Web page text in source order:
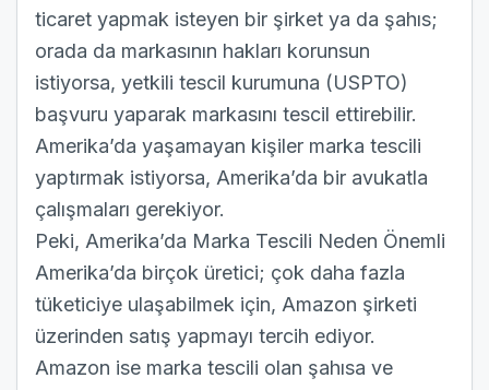
ticaret yapmak isteyen bir şirket ya da şahıs;
orada da markasının hakları korunsun
istiyorsa, yetkili tescil kurumuna (USPTO)
başvuru yaparak markasını tescil ettirebilir.
Amerika’da yaşamayan kişiler marka tescili
yaptırmak istiyorsa, Amerika’da bir avukatla
çalışmaları gerekiyor.
Peki, Amerika’da Marka Tescili Neden Önemli
Amerika’da birçok üretici; çok daha fazla
tüketiciye ulaşabilmek için, Amazon şirketi
üzerinden satış yapmayı tercih ediyor.
Amazon ise marka tescili olan şahısa ve